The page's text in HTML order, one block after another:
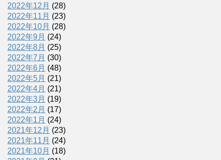
2022年12月 (28)
2022年11月 (23)
2022年10月 (28)
2022年9月 (24)
2022年8月 (25)
2022年7月 (30)
2022年6月 (48)
2022年5月 (21)
2022年4月 (21)
2022年3月 (19)
2022年2月 (17)
2022年1月 (24)
2021年12月 (23)
2021年11月 (24)
2021年10月 (18)